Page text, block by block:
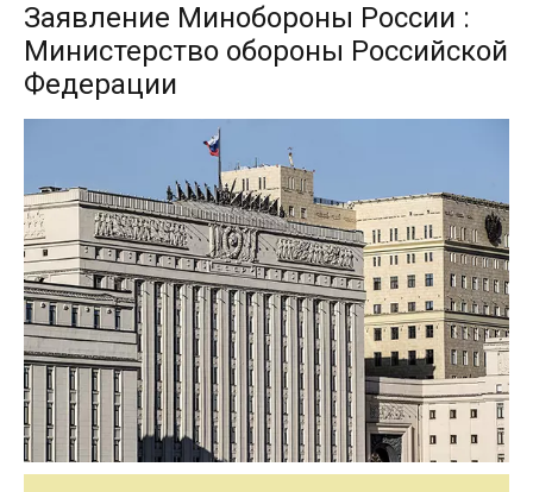
Заявление Минобороны России :
Министерство обороны Российской
Федерации